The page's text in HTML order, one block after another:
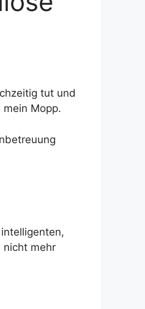
tut und
Mopp.
nicht mehr